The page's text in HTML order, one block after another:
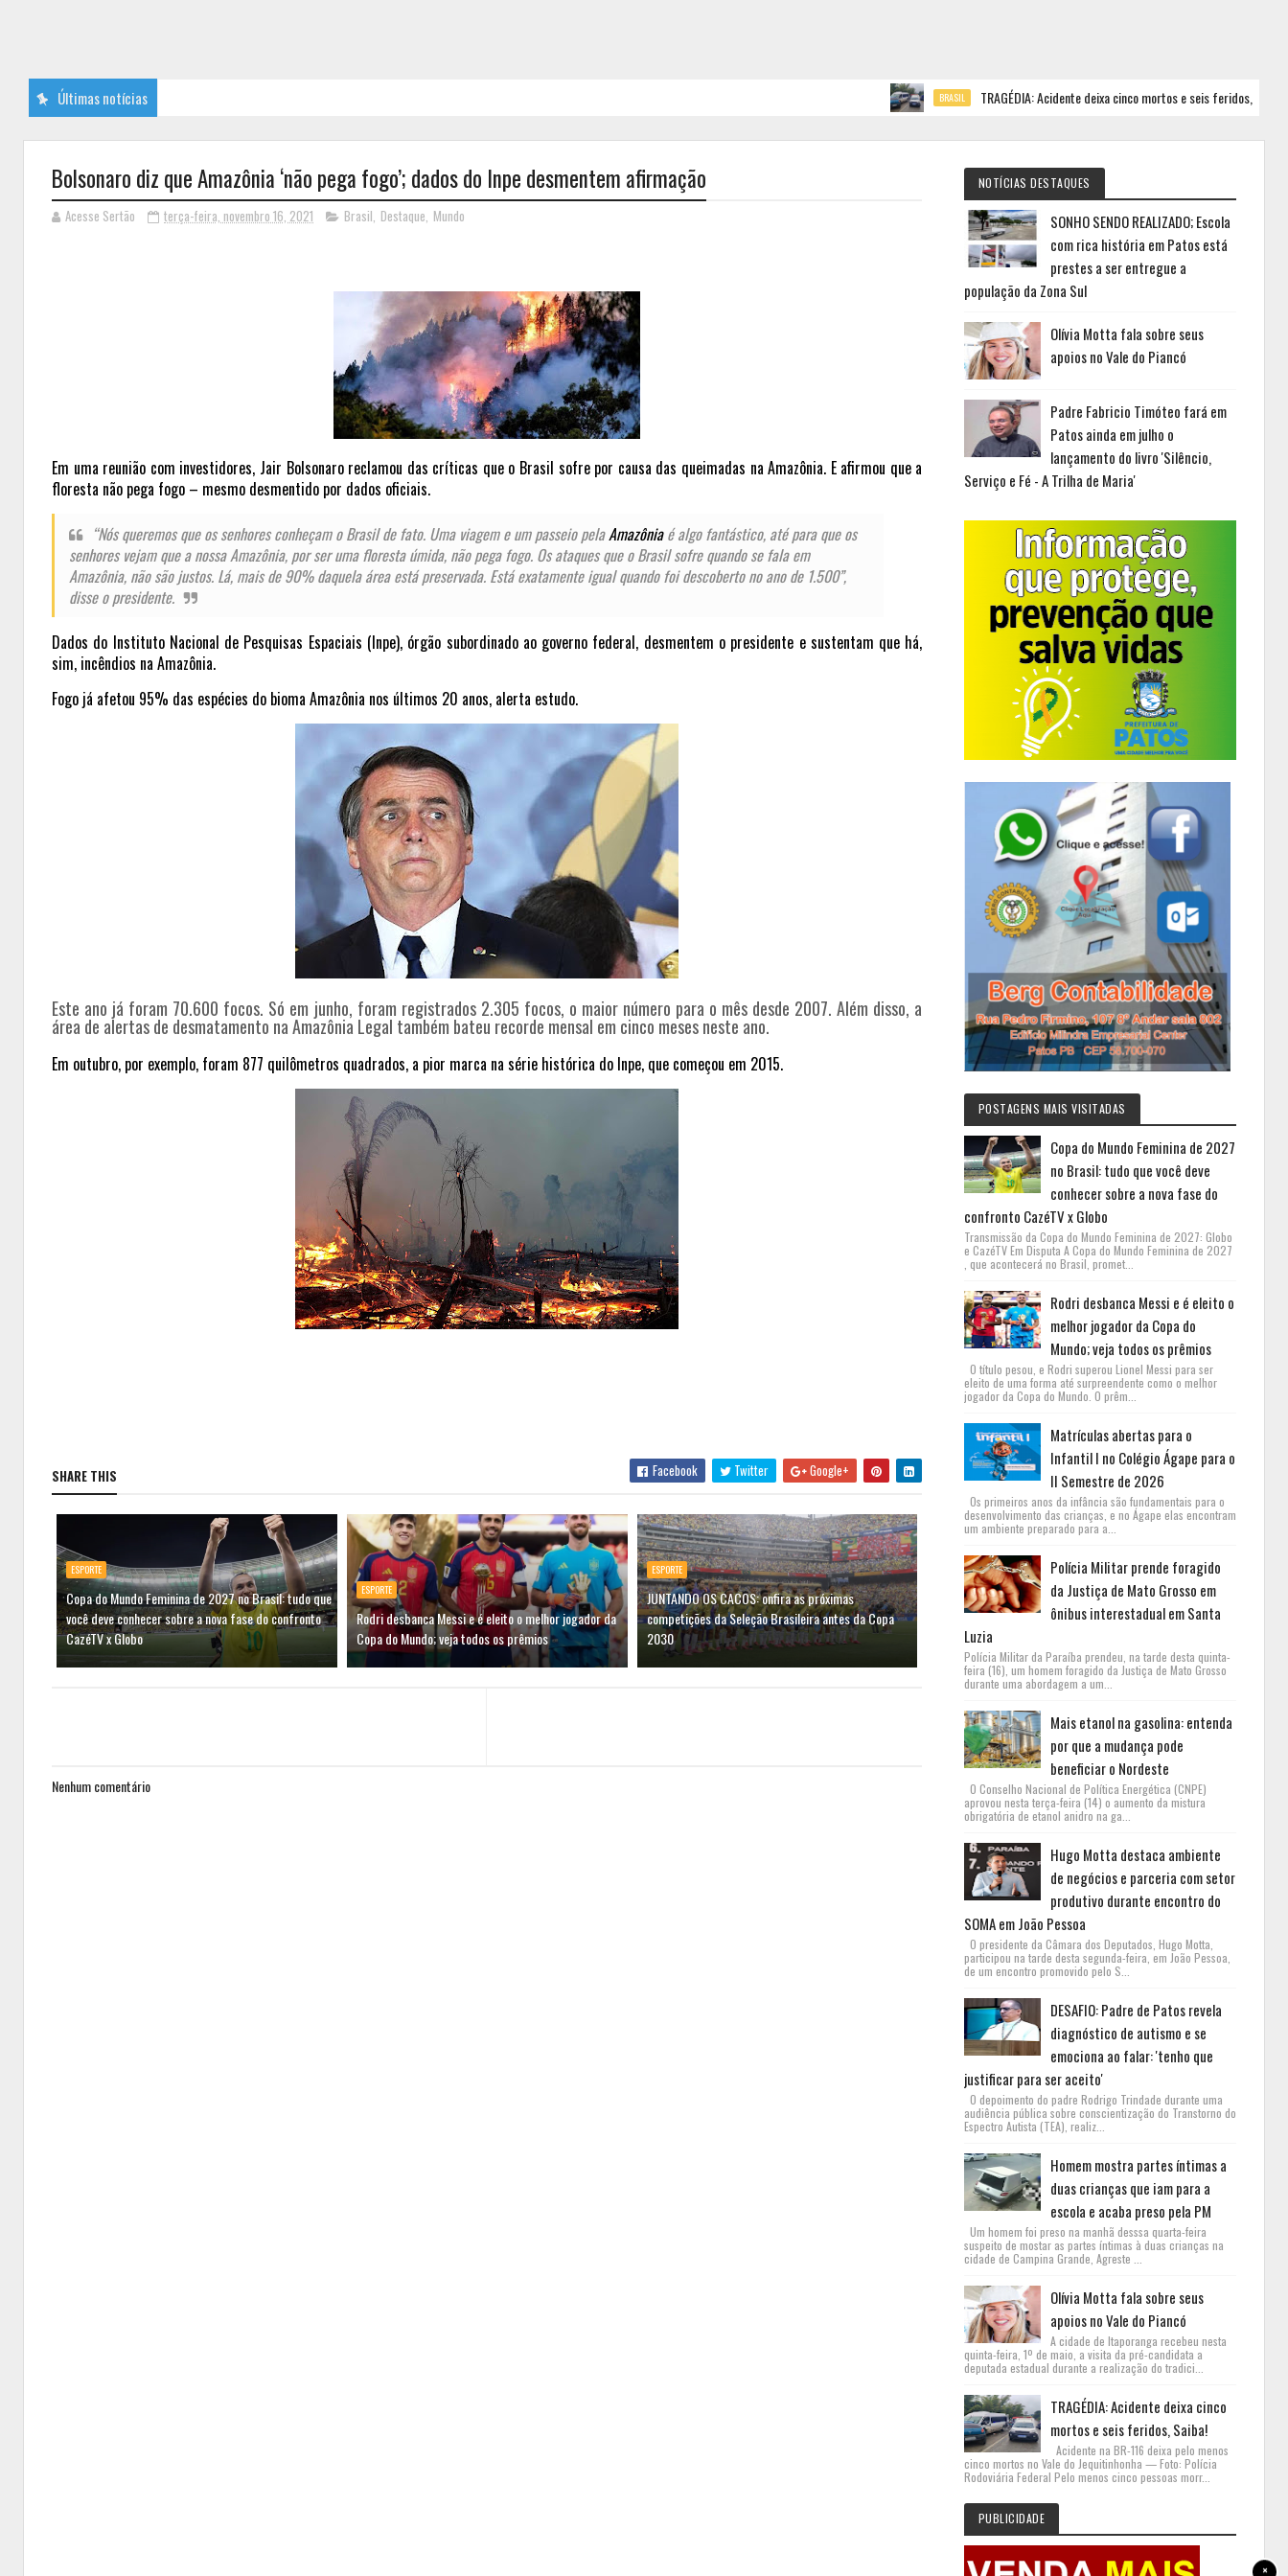
Últimas notícias BRASIL TRAGÉDIA: Acidente deixa cinco mortos e seis feridos, Saiba!
Bolsonaro diz que Amazônia ‘não pega fogo’; dados do Inpe desmentem afirmação
Acesse Sertão terça-feira, novembro 16, 2021 Brasil, Destaque, Mundo
Em uma reunião com investidores, Jair Bolsonaroreclamou das críticas que o Brasil sofre por causa das queimadas naAmazônia. E afirmou que a
floresta não pega fogo – mesmo desmentido por dados oficiais.
“Nós queremos que os senhores conheçam o Brasil de fato. Uma viagem e um passeio pelaAmazôniaé algo fantástico, até para que os
senhores vejam que a nossa Amazônia, por ser uma floresta úmida, não pega fogo. Os ataques que o Brasil sofre quando se fala em
Amazônia, não são justos. Lá, mais de 90% daquela área está preservada. Está exatamente igual quando foi descoberto no ano de 1.500”,
disse o presidente.
Dados do Instituto Nacional de Pesquisas Espaciais (Inpe), órgão subordinado ao governo federal, desmentem o presidente e sustentam que há,
sim, incêndios na Amazônia.
Fogo já afetou 95% das espécies do bioma Amazônia nos últimos 20 anos, alerta estudo.
Este ano já foram 70.600 focos. Só em junho, foram registrados 2.305 focos, o maior número para o mês desde 2007. Além disso, a
área de alertas de desmatamento naAmazônia Legal também bateu recorde mensal em cinco meses neste ano.
Em outubro, por exemplo, foram 877 quilômetros quadrados, a pior marca na série histórica do Inpe, que começou em 2015.
SHARE THIS Facebook Twitter Google+
ESPORTE
Copa do Mundo Feminina de 2027 no Brasil: tudo que
você deve conhecer sobre a nova fase do confronto
CazéTV x Globo
ESPORTE
Rodri desbanca Messi e é eleito o melhor jogador da
Copa do Mundo; veja todos os prêmios
ESPORTE
JUNTANDO OS CACOS: onfira as próximas
competições da Seleção Brasileira antes da Copa
2030
Nenhum comentário
NOTÍCIAS DESTAQUES
SONHO SENDO REALIZADO; Escola
com rica história em Patos está
prestes a ser entregue a
população da Zona Sul
Olívia Motta fala sobre seus
apoios no Vale do Piancó
Padre Fabricio Timóteo fará em
Patos ainda em julho o
lançamento do livro 'Silêncio,
Serviço e Fé - A Trilha de Maria'
POSTAGENS MAIS VISITADAS
Copa do Mundo Feminina de 2027
no Brasil: tudo que você deve
conhecer sobre a nova fase do
confronto CazéTV x Globo
Transmissão da Copa do Mundo Feminina de 2027: Globo
e CazéTV Em Disputa A Copa do Mundo Feminina de 2027
, que acontecerá no Brasil, promet...
Rodri desbanca Messi e é eleito o
melhor jogador da Copa do
Mundo; veja todos os prêmios
O título pesou, e Rodri superou Lionel Messi para ser
eleito de uma forma até surpreendente como o melhor
jogador da Copa do Mundo. O prêm...
Matrículas abertas para o
Infantil I no Colégio Ágape para o
II Semestre de 2026
Os primeiros anos da infância são fundamentais para o
desenvolvimento das crianças, e no Ágape elas encontram
um ambiente preparado para a...
Polícia Militar prende foragido
da Justiça de Mato Grosso em
ônibus interestadual em Santa
Luzia
Polícia Militar da Paraíba prendeu, na tarde desta quinta-
feira (16), um homem foragido da Justiça de Mato Grosso
durante uma abordagem a um...
Mais etanol na gasolina: entenda
por que a mudança pode
beneficiar o Nordeste
O Conselho Nacional de Política Energética (CNPE)
aprovou nesta terça-feira (14) o aumento da mistura
obrigatória de etanol anidro na ga...
Hugo Motta destaca ambiente
de negócios e parceria com setor
produtivo durante encontro do
SOMA em João Pessoa
O presidente da Câmara dos Deputados, Hugo Motta,
participou na tarde desta segunda-feira, em João Pessoa,
de um encontro promovido pelo S...
DESAFIO: Padre de Patos revela
diagnóstico de autismo e se
emociona ao falar: 'tenho que
justificar para ser aceito'
O depoimento do padre Rodrigo Trindade durante uma
audiência pública sobre conscientização do Transtorno do
Espectro Autista (TEA), realiz...
Homem mostra partes íntimas a
duas crianças que iam para a
escola e acaba preso pela PM
Um homem foi preso na manhã desssa quarta-feira
suspeito de mostar as partes íntimas à duas crianças na
cidade de Campina Grande, Agreste ...
Olívia Motta fala sobre seus
apoios no Vale do Piancó
A cidade de Itaporanga recebeu nesta
quinta-feira, 1º de maio, a visita da pré-candidata a
deputada estadual durante a realização do tradici...
TRAGÉDIA: Acidente deixa cinco
mortos e seis feridos, Saiba!
Acidente na BR-116 deixa pelo menos
cinco mortos no Vale do Jequitinhonha — Foto: Polícia
Rodoviária Federal Pelo menos cinco pessoas morr...
PUBLICIDADE
×